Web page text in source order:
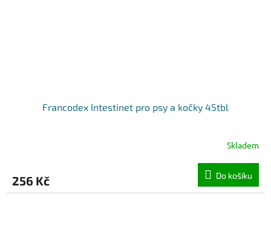
Francodex Intestinet pro psy a kočky 45tbl
Skladem
256 Kč Do košíku